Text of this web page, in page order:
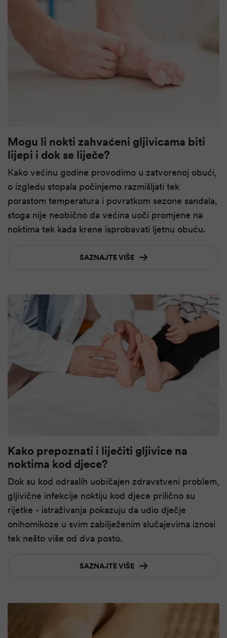
Mogu li nokti zahvaćeni gljivicama biti
lijepi i dok se liječe?
Kako većinu godine provodimo u zatvorenoj obući,
o izgledu stopala počinjemo razmišljati tek
porastom temperatura i povratkom sezone sandala,
stoga nije neobično da većina uoči promjene na
noktima tek kada krene isprobavati ljetnu obuću.
SAZNAJTE VIŠE
Kako prepoznati i liječiti gljivice na
noktima kod djece?
Dok su kod odraslih uobičajen zdravstveni problem,
gljivične infekcije noktiju kod djece prilično su
rijetke - istraživanja pokazuju da udio dječje
onihomikoze u svim zabilježenim slučajevima iznosi
tek nešto više od dva posto.
SAZNAJTE VIŠE